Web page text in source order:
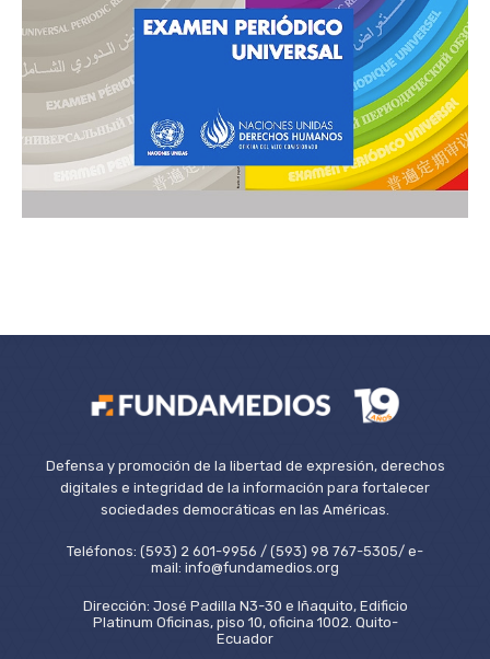
Defensa y promoción de la libertad de expresión, derechos
digitales e integridad de la información para fortalecer
sociedades democráticas en las Américas.
Teléfonos: (593) 2 601-9956 / (593) 98 767-5305/ e-
mail: info@fundamedios.org
Dirección: José Padilla N3-30 e Iñaquito, Edificio
Platinum Oficinas, piso 10, oficina 1002. Quito-
Ecuador